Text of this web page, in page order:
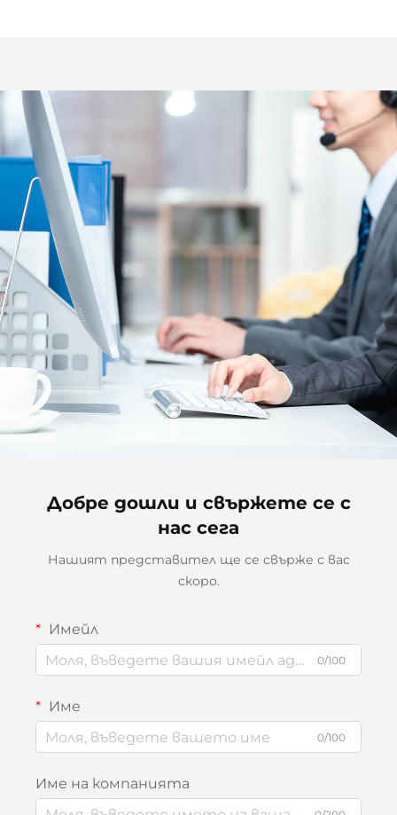
Добре дошли и свържете се с
нас сега
Нашият представител ще се свърже с вас
скоро.
Имейл
0/100
Име
0/100
Име на компанията